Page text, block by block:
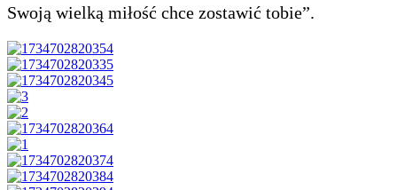
Swoją wielką miłość chce zostawić tobie”.